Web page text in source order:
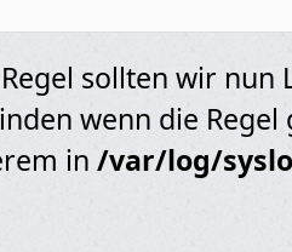
sollten wir nun
wenn die Regel
in /var/log/